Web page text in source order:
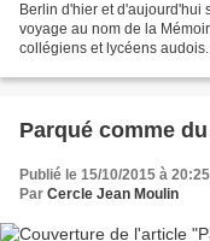
Berlin d'hier et d'aujourd'hui
voyage au nom de la
collégiens et lycéens
Parqué comme
Publié le 15/10/2015 à 20:25
Par Cercle Jean Moulin